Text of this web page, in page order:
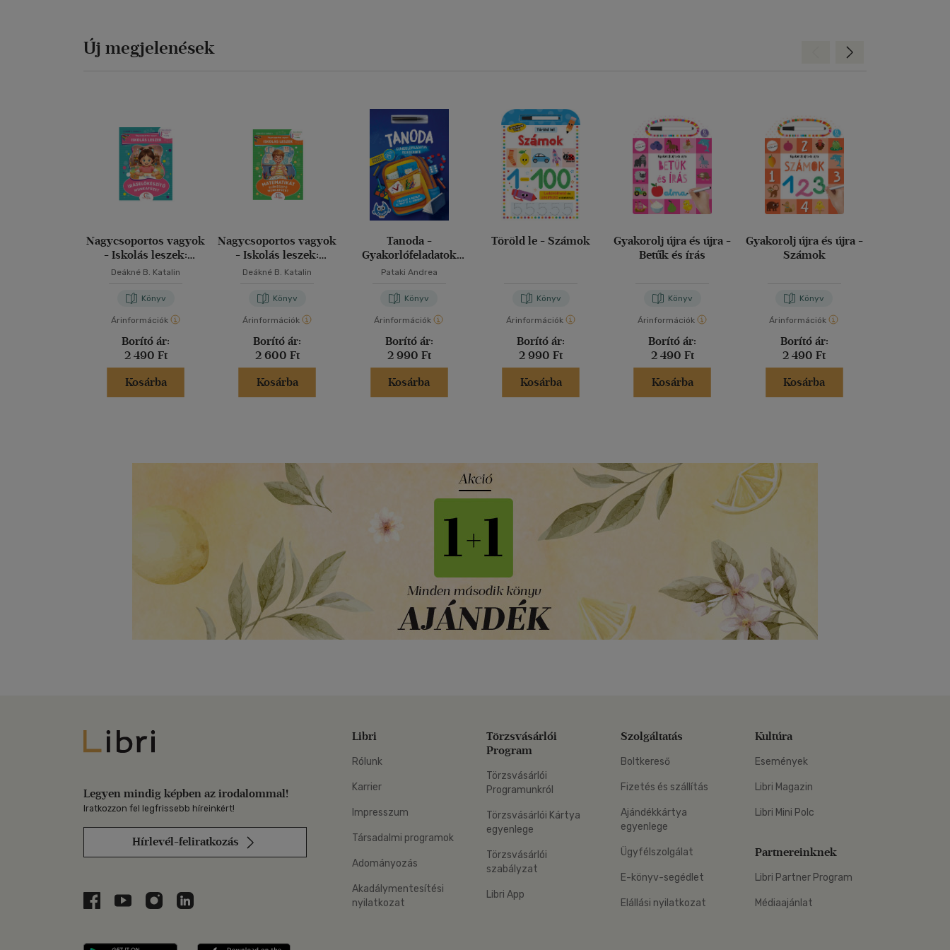
Új megjelenések
Nagycsoportos vagyok
- Iskolás leszek:
Íráselőkészítő
Deákné B. Katalin
Könyv
Árinformációk
Borító ár:
2 490 Ft
Kosárba
Nagycsoportos vagyok
- Iskolás leszek:
Matematikát előkészítő
Deákné B. Katalin
Könyv
Árinformációk
Borító ár:
2 600 Ft
Kosárba
Tanoda -
Gyakorlófeladatok
elsősöknek
Pataki Andrea
Könyv
Árinformációk
Borító ár:
2 990 Ft
Kosárba
Töröld le - Számok
Könyv
Árinformációk
Borító ár:
2 990 Ft
Kosárba
Gyakorolj újra és újra -
Betűk és írás
Könyv
Árinformációk
Borító ár:
2 490 Ft
Kosárba
Gyakorolj újra és újra -
Számok
Könyv
Árinformációk
Borító ár:
2 490 Ft
Kosárba
Előre
Libri
Legyen mindig képben az irodalommal!
Iratkozzon fel legfrissebb híreinkért!
Hírlevél-feliratkozás
Libri a Facebookon
Libri a Youtube-on
Libri az Instagramon
Libri a LinkedInen
Libri
Rólunk
Karrier
Impresszum
Társadalmi programok
Adományozás
Akadálymentesítési
nyilatkozat
Törzsvásárlói
Program
Törzsvásárlói
Programunkról
Törzsvásárlói Kártya
egyenlege
Törzsvásárlói
szabályzat
Libri App
Szolgáltatás
Boltkereső
Fizetés és szállítás
Ajándékkártya
egyenlege
Ügyfélszolgálat
E-könyv-segédlet
Elállási nyilatkozat
Kultúra
Események
Libri Magazin
Libri Mini Polc
Partnereinknek
Libri Partner Program
Médiaajánlat